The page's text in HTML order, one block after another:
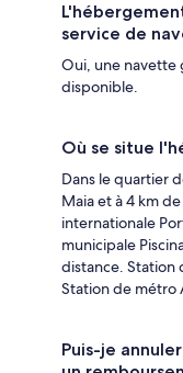
service de
Oui, une navette
disponible.
Où se situe
Dans le quartier
Maia et à 4 km
internationale
municipale
distance. Station
Station de métro
Puis-je